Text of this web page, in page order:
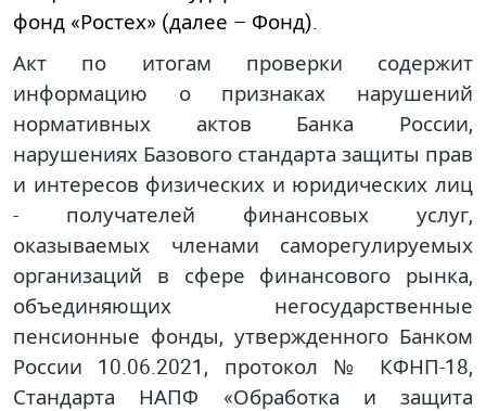
фонд «Ростех» (далее – Фонд).
Акт по итогам проверки содержит
информацию о признаках нарушений
нормативных актов Банка России,
нарушениях Базового стандарта защиты прав
и интересов физических и юридических лиц
- получателей финансовых услуг,
оказываемых членами саморегулируемых
организаций в сфере финансового рынка,
объединяющих негосударственные
пенсионные фонды, утвержденного Банком
России 10.06.2021, протокол № КФНП-18,
Стандарта НАПФ «Обработка и защита